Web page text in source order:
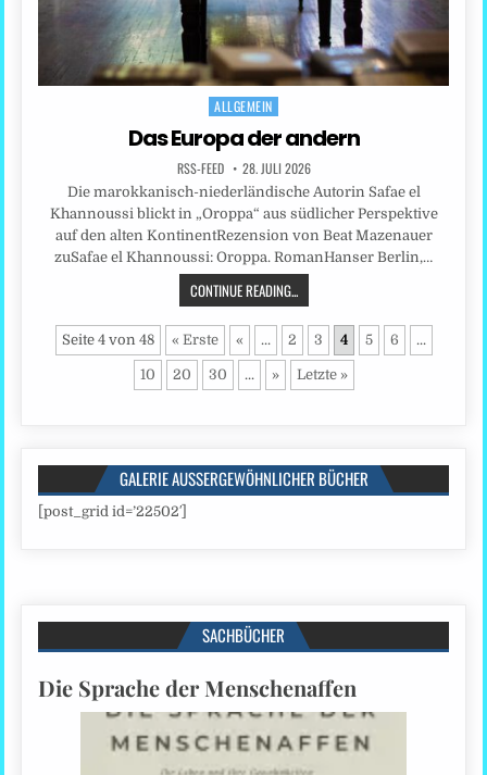
Posted
ALLGEMEIN
Das Europa der andern
RSS-FEED 28. JULI 2026
Die marokkanisch-niederländische Autorin Safae el
Khannoussi blickt in „Oroppa“ aus südlicher Perspektive
auf den alten KontinentRezension von Beat Mazenauer
zuSafae el Khannoussi: Oroppa. RomanHanser Berlin,…
CONTINUE READING...
Seite 4 von 48 « Erste « ... 2 3 4 5 6 ...
10 20 30 ... » Letzte »
GALERIE AUSSERGEWÖHNLICHER BÜCHER
[post_grid id=’22502′]
SACHBÜCHER
Die Sprache der Menschenaffen